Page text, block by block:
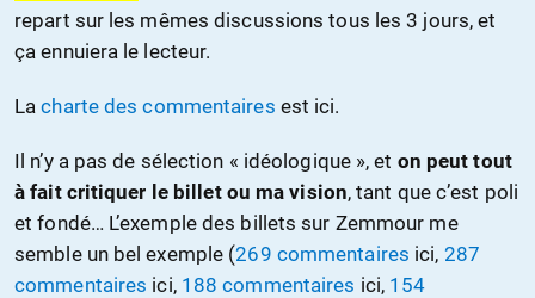
repart sur les mêmes discussions tous les 3 jours, et
ça ennuiera le lecteur.
Lacharte des commentaires est ici.
Il n’y a pas de sélection « idéologique », et on peut tout
à fait critiquer le billet ou ma vision, tant que c’est poli
et fondé… L’exemple des billets sur Zemmour me
semble un bel exemple (269 commentaires ici, 287
commentaires ici, 188 commentaires ici, 154